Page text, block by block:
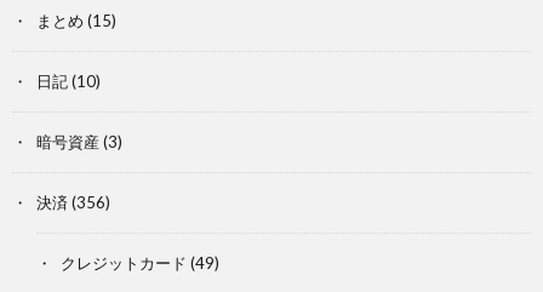
まとめ (15)
日記(10)
暗号資産 (3)
決済 (356)
クレジットカード (49)